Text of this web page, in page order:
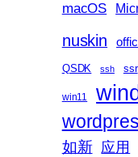
macOS
nuskin
QSDK ssh ssr
win11
如新 应用